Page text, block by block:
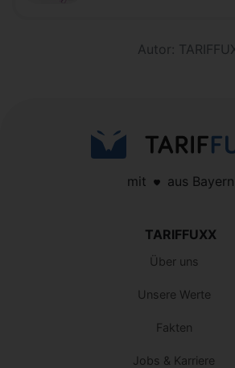
Autor:
mit aus Bayern
TARIFFUXX
Über uns
Unsere Werte
Fakten
Jobs & Karriere